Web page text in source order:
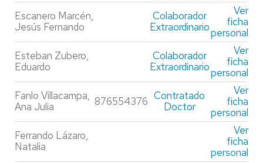
Escanero Marcén,
Jesús Fernando
Colaborador
Extraordinario
Ver
ficha
personal
Esteban Zubero,
Eduardo
Colaborador
Extraordinario
Ver
ficha
personal
Fanlo Villacampa,
Ana Julia
876554376 Contratado
Doctor
Ver
ficha
personal
Ferrando Lázaro,
Natalia
Ver
ficha
personal